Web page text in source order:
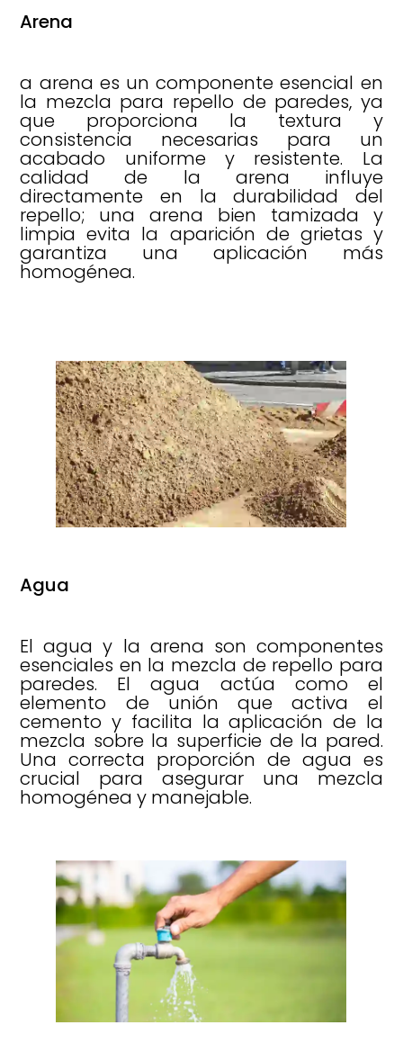
Arena
a arena es un componente esencial en
la mezcla para repello de paredes, ya
que proporciona la textura y
consistencia necesarias para un
acabado uniforme y resistente. La
calidad de la arena influye
directamente en la durabilidad del
repello; una arena bien tamizada y
limpia evita la aparición de grietas y
garantiza una aplicación más
homogénea.
Agua
El agua y la arena son componentes
esenciales en la mezcla de repello para
paredes. El agua actúa como el
elemento de unión que activa el
cemento y facilita la aplicación de la
mezcla sobre la superficie de la pared.
Una correcta proporción de agua es
crucial para asegurar una mezcla
homogénea y manejable.